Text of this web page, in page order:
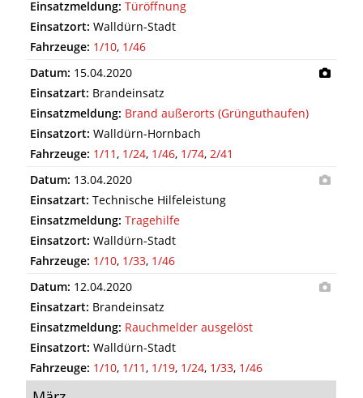
Einsatzmeldung: Türöffnung
Einsatzort: Walldürn-Stadt
Fahrzeuge: 1/10, 1/46
Datum: 15.04.2020
Einsatzart: Brandeinsatz
Einsatzmeldung: Brand außerorts (Grünguthaufen)
Einsatzort: Walldürn-Hornbach
Fahrzeuge: 1/11, 1/24, 1/46, 1/74,2/41
Datum: 13.04.2020
Einsatzart: Technische Hilfeleistung
Einsatzmeldung: Tragehilfe
Einsatzort: Walldürn-Stadt
Fahrzeuge: 1/10, 1/33, 1/46
Datum: 12.04.2020
Einsatzart: Brandeinsatz
Einsatzmeldung: Rauchmelder ausgelöst
Einsatzort: Walldürn-Stadt
Fahrzeuge: 1/10, 1/11, 1/19, 1/24, 1/33, 1/46